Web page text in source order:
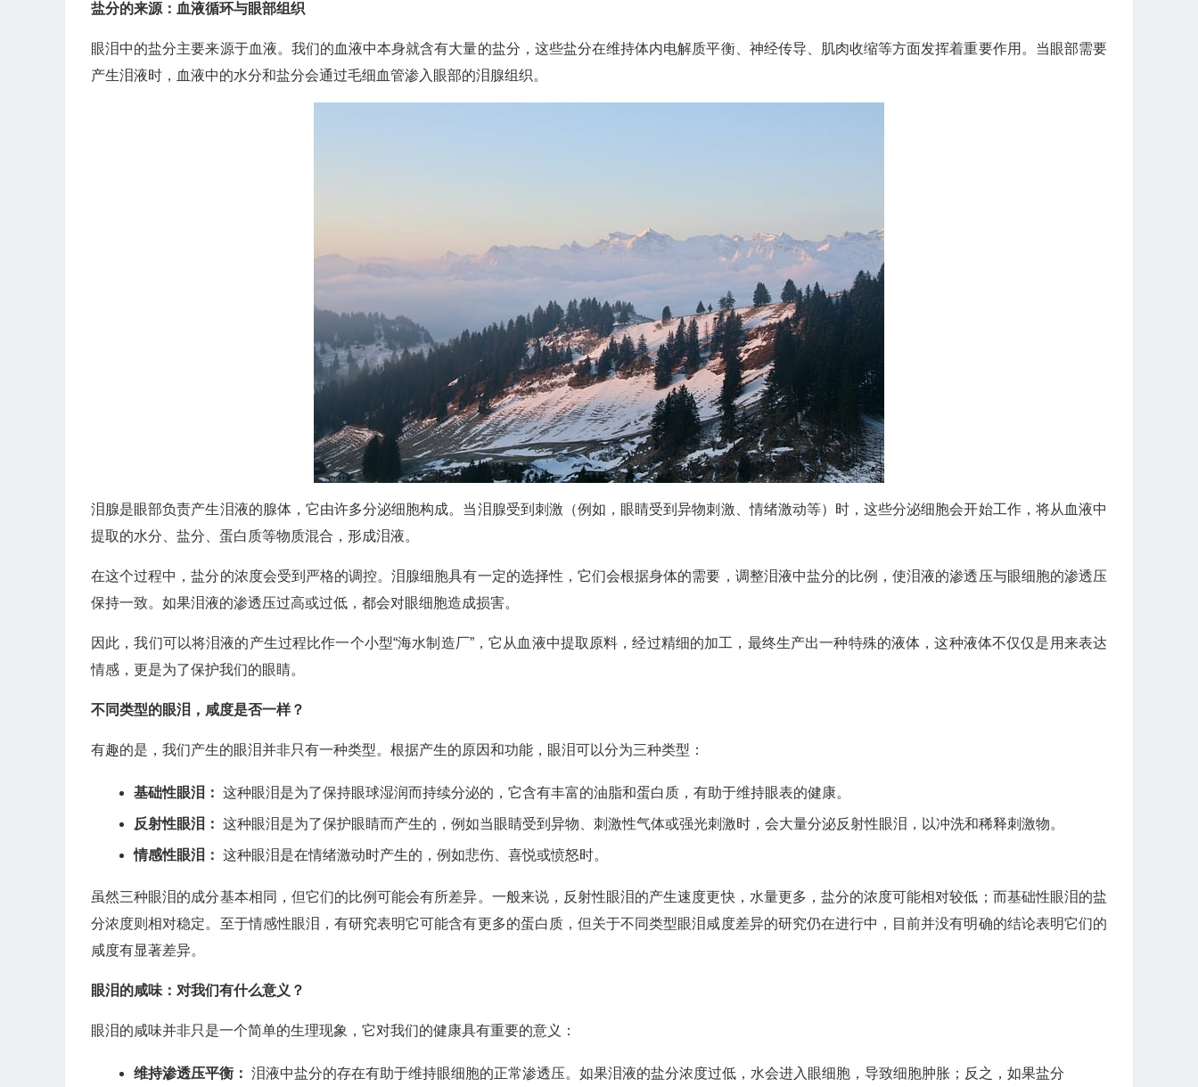
盐分的来源：血液循环与眼部组织
眼泪中的盐分主要来源于血液。我们的血液中本身就含有大量的盐分，这些盐分在维持体内电解质平衡、神经传导、肌肉收缩等方面发挥着重要作用。当眼部需要
产生泪液时，血液中的水分和盐分会通过毛细血管渗入眼部的泪腺组织。
泪腺是眼部负责产生泪液的腺体，它由许多分泌细胞构成。当泪腺受到刺激（例如，眼睛受到异物刺激、情绪激动等）时，这些分泌细胞会开始工作，将从血液中
提取的水分、盐分、蛋白质等物质混合，形成泪液。
在这个过程中，盐分的浓度会受到严格的调控。泪腺细胞具有一定的选择性，它们会根据身体的需要，调整泪液中盐分的比例，使泪液的渗透压与眼细胞的渗透压
保持一致。如果泪液的渗透压过高或过低，都会对眼细胞造成损害。
因此，我们可以将泪液的产生过程比作一个小型“海水制造厂”，它从血液中提取原料，经过精细的加工，最终生产出一种特殊的液体，这种液体不仅仅是用来表达
情感，更是为了保护我们的眼睛。
不同类型的眼泪，咸度是否一样？
有趣的是，我们产生的眼泪并非只有一种类型。根据产生的原因和功能，眼泪可以分为三种类型：
基础性眼泪： 这种眼泪是为了保持眼球湿润而持续分泌的，它含有丰富的油脂和蛋白质，有助于维持眼表的健康。
反射性眼泪： 这种眼泪是为了保护眼睛而产生的，例如当眼睛受到异物、刺激性气体或强光刺激时，会大量分泌反射性眼泪，以冲洗和稀释刺激物。
情感性眼泪： 这种眼泪是在情绪激动时产生的，例如悲伤、喜悦或愤怒时。
虽然三种眼泪的成分基本相同，但它们的比例可能会有所差异。一般来说，反射性眼泪的产生速度更快，水量更多，盐分的浓度可能相对较低；而基础性眼泪的盐
分浓度则相对稳定。至于情感性眼泪，有研究表明它可能含有更多的蛋白质，但关于不同类型眼泪咸度差异的研究仍在进行中，目前并没有明确的结论表明它们的
咸度有显著差异。
眼泪的咸味：对我们有什么意义？
眼泪的咸味并非只是一个简单的生理现象，它对我们的健康具有重要的意义：
维持渗透压平衡： 泪液中盐分的存在有助于维持眼细胞的正常渗透压。如果泪液的盐分浓度过低，水会进入眼细胞，导致细胞肿胀；反之，如果盐分